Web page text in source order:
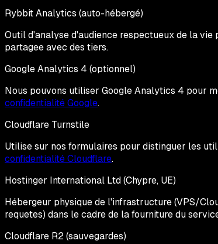
Rybbit Analytics (auto-hébergé)
Outil d'analyse d'audience respectueux de la
partagee avec des tiers.
Google Analytics 4 (optionnel)
Nous pouvons utiliser Google Analytics 4 pour
confidentialité Google.
Cloudflare Turnstile
Utilise sur nos formulaires pour distinguer les
confidentialité Cloudflare.
Hostinger International Ltd (Chypre, UE)
Hébergeur physique de l'infrastructure (VPS/
requetes) dans le cadre de la fourniture du
Cloudflare R2 (sauvegardes)